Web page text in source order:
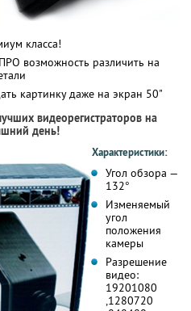
класса!
возможность различить на
картинку даже на экран 50"
видеорегистраторов на
день!
Характеристики:
Угол обзора —
132°
Изменяемый
угол
положения
камеры
Разрешение
видео:
19201080
,1280720